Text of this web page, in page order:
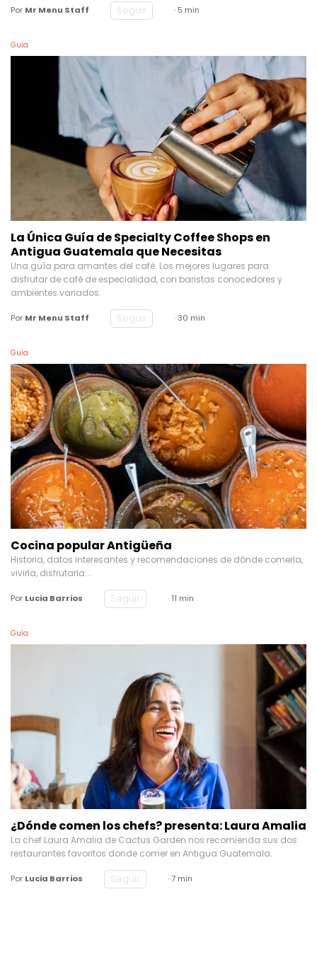
Por Mr Menu Staff Seguir · 5 min
Guía
La Única Guía de Specialty Coffee Shops en
Antigua Guatemala que Necesitas
Una guía para amantes del café. Los mejores lugares para
disfrutar de café de especialidad, con baristas conocedores y
ambientes variados.
Por Mr Menu Staff Seguir · 30 min
Guía
Cocina popular Antigüeña
Historia, datos interesantes y recomendaciones de dónde comerla,
vivirla, disfrutarla...
Por Lucia Barrios Seguir · 11 min
Guía
¿Dónde comen los chefs? presenta: Laura Amalia
La chef Laura Amalia de Cactus Garden nos recomienda sus dos
restaurantes favoritos donde comer en Antigua Guatemala.
Por Lucia Barrios Seguir · 7 min